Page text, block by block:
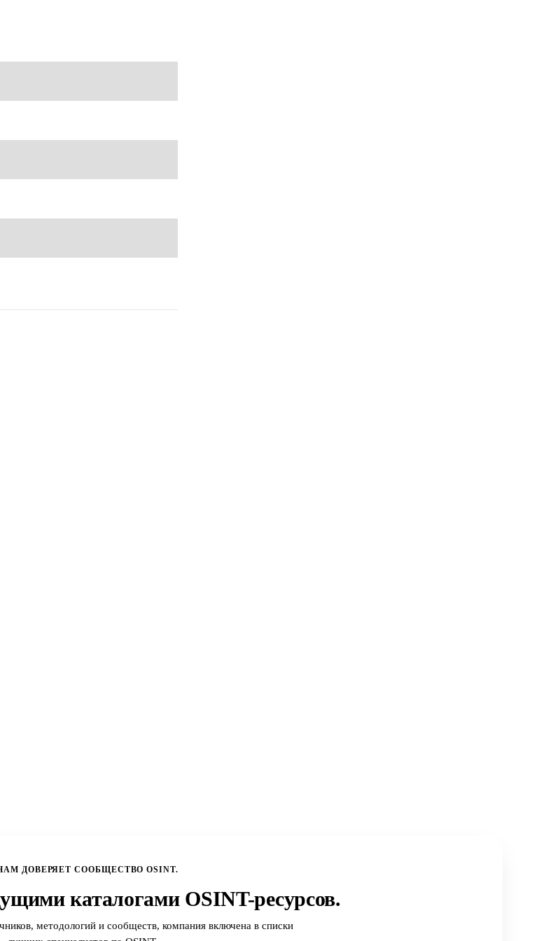
ДОВЕРЯЕТ СООБЩЕСТВО OSINT.
каталогами OSINT-ресурсов.
методологий и сообществ, компания включена в списки